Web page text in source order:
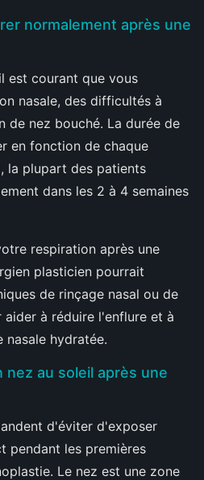
normalement après une
est courant que vous
nasale, des difficultés à
de nez bouché. La durée de
en fonction de chaque
la plupart des patients
dans les 2 à 4 semaines
respiration après une
plasticien pourrait
de rinçage nasal ou de
à réduire l'enflure et à
nasale hydratée.
au soleil après une
d'éviter d'exposer
pendant les premières
Le nez est une zone